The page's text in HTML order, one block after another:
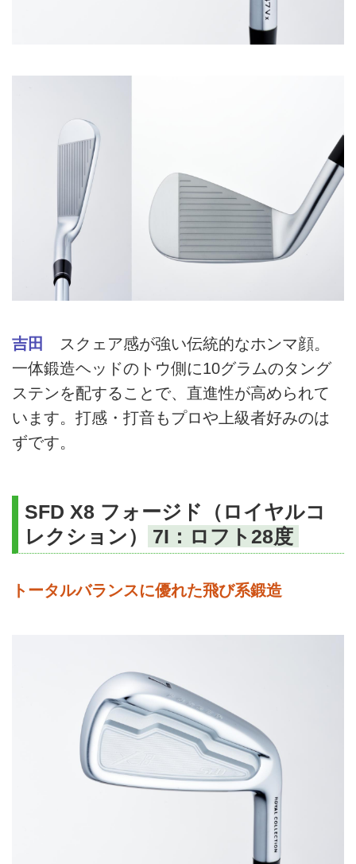
吉田
スクェア感が強い伝統的なホンマ顔。
一体鍛造ヘッドのトウ側に10グラムのタング
ステンを配することで、直進性が高められて
います。打感・打音もプロや上級者好みのは
ずです。
SFD X8 フォージド（ロイヤルコ
レクション）
7I：ロフト28度
トータルバランスに優れた飛び系鍛造